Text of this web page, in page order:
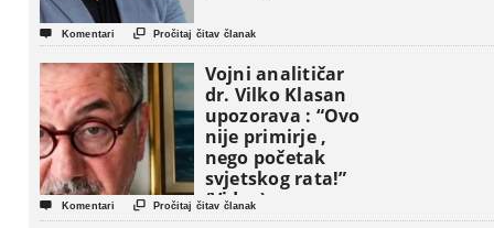
 Komentari  Pročitaj čitav članak
Vojni analitičar
dr. Vilko Klasan
upozorava : “Ovo
nije primirje ,
nego početak
svjetskog rata!”
(Video)
 Komentari  Pročitaj čitav članak